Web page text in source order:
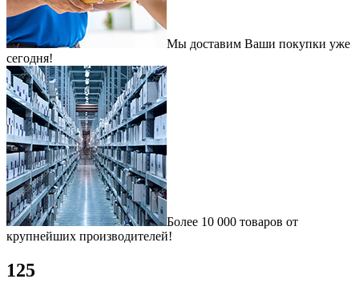
Мы доставим Ваши покупки уже
сегодня!
Более 10 000 товаров от
крупнейших производителей!
125